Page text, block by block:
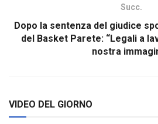
Succ.
Dopo la sentenza del giudice
del Basket Parete: “Legali a
nostra
VIDEO DEL GIORNO